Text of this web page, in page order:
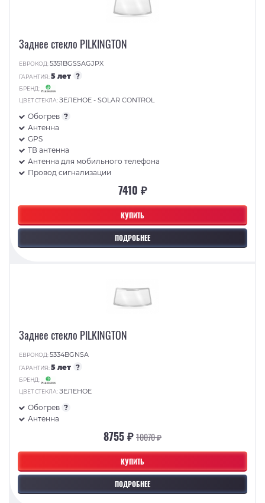
КУПИТЬ
ПОДРОБНЕЕ
Заднее стекло PILKINGTON
ЕВРОКОД:5351BGSSAGJPX
ГАРАНТИЯ:5 лет ?
БРЕНД:
ЦВЕТ СТЕКЛА:ЗЕЛЕНОЕ - SOLAR CONTROL
Обогрев ?
Антенна
GPS
ТВ антенна
Антенна для мобильного телефона
Провод сигнализации
7410 ₽
КУПИТЬ
ПОДРОБНЕЕ
Заднее стекло PILKINGTON
ЕВРОКОД:5334BGNSA
ГАРАНТИЯ:5 лет ?
БРЕНД:
ЦВЕТ СТЕКЛА:ЗЕЛЕНОЕ
Обогрев ?
Антенна
8755 ₽10070 ₽